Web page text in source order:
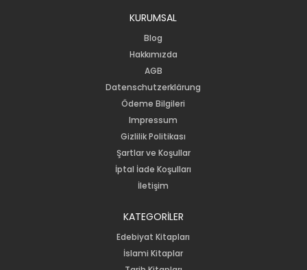
KURUMSAL
Blog
Hakkımızda
AGB
Datenschutzerklärung
Ödeme Bilgileri
Impressum
Gizlilik Politikası
Şartlar ve Koşullar
İptal İade Koşulları
İletişim
KATEGORİLER
Edebiyat Kitapları
İslami Kitaplar